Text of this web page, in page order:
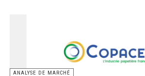
ANALYSE DE MARCHÉ